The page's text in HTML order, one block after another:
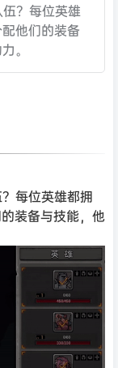
？每位英雄
他们的装备
。
每位英雄都拥
装备与技能，他